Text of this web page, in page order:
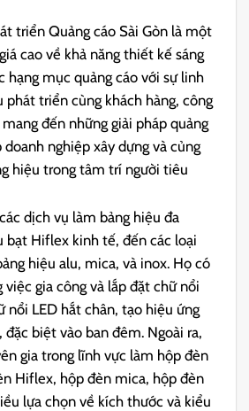
triển Quảng cáo Sài Gòn là một
cao về khả năng thiết kế sáng
hạng mục quảng cáo với sự linh
phát triển cùng khách hàng, công
đến những giải pháp quảng
nghiệp xây dựng và củng
hiệu trong tâm trí người tiêu
dịch vụ làm bảng hiệu đa
bạt Hiflex kinh tế, đến các loại
hiệu alu, mica, và inox. Họ có
gia công và lắp đặt chữ nổi
nổi LED hắt chân, tạo hiệu ứng
biệt vào ban đêm. Ngoài ra,
gia trong lĩnh vực làm hộp đèn
Hiflex, hộp đèn mica, hộp đèn
lựa chọn về kích thước và kiểu